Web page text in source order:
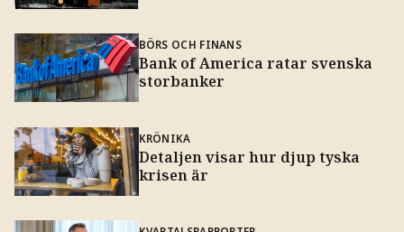
BÖRS OCH FINANS
Bank of America ratar svenska
storbanker
KRÖNIKA
Detaljen visar hur djup tyska
krisen är